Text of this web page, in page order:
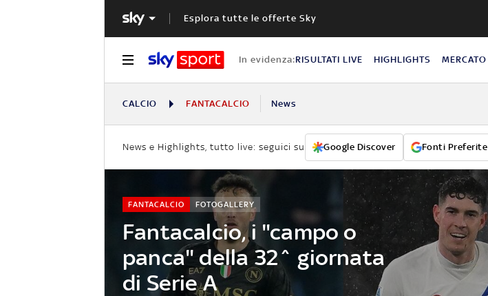
Esplora tutte le offerte Sky
In evidenza:RISULTATI LIVE HIGHLIGHTS MERCATO
CALCIO FANTACALCIO News
News e Highlights, tutto live: seguici su Google Discover Fonti Preferite
Fantacalcio, i "campo o
panca" della 32^ giornata
di Serie A
FANTACALCIO FOTOGALLERY